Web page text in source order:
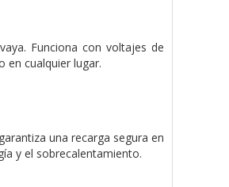
Funciona con voltajes de
en cualquier lugar.
una recarga segura en
y el sobrecalentamiento.